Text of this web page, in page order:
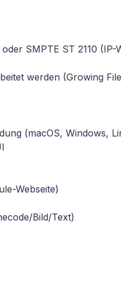
SMPTE ST 2110 (IP-
werden (Growing
(macOS, Windows,
Webseite)
Bild/Text)